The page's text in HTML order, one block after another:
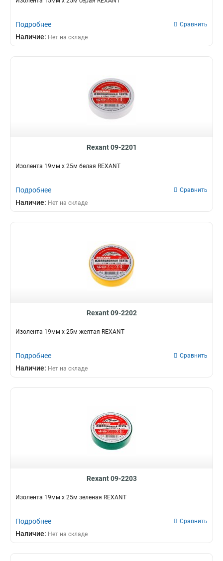
Подробнее Сравнить
Наличие: Нет на складе
Rexant 09-2201
Изолента 19мм х 25м белая REXANT
Подробнее Сравнить
Наличие: Нет на складе
Rexant 09-2202
Изолента 19мм х 25м желтая REXANT
Подробнее Сравнить
Наличие: Нет на складе
Rexant 09-2203
Изолента 19мм х 25м зеленая REXANT
Подробнее Сравнить
Наличие: Нет на складе